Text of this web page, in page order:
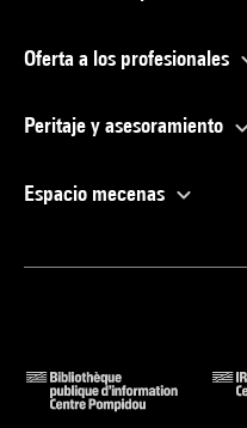
Oferta a los profesionales
Peritaje y asesoramiento
Espacio mecenas